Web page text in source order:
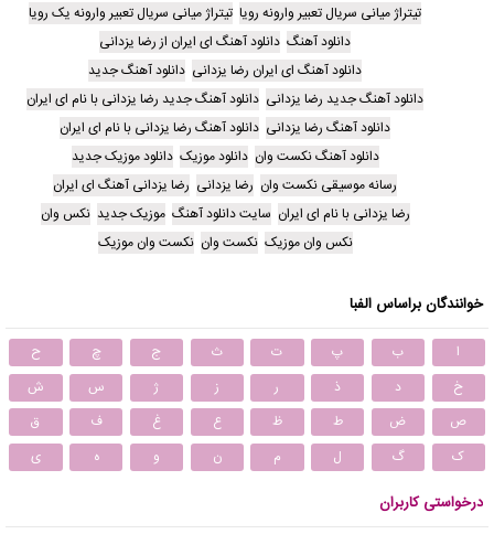
تیتراژ میانی سریال تعبیر وارونه رویا تیتراژ میانی سریال تعبیر وارونه یک رویا
دانلود آهنگ دانلود آهنگ ای ایران از رضا یزدانی
دانلود آهنگ ای ایران رضا یزدانی دانلود آهنگ جدید
دانلود آهنگ جدید رضا یزدانی دانلود آهنگ جدید رضا یزدانی با نام ای ایران
دانلود آهنگ رضا یزدانی دانلود آهنگ رضا یزدانی با نام ای ایران
دانلود آهنگ نکست وان دانلود موزیک دانلود موزیک جدید
رسانه موسیقی نکست وان رضا یزدانی رضا یزدانی آهنگ ای ایران
رضا یزدانی با نام ای ایران سایت دانلود آهنگ موزیک جدید نکس وان
نکس وان موزیک نکست وان نکست وان موزیک
خوانندگان براساس الفبا
ا ب پ ت ث ج چ
ح
خ
د ذ ر ز ژ س
ش
ص
ض ط ظ ع غ ف
ق
ک
گ ل م ن و ه ی
درخواستی کاربران